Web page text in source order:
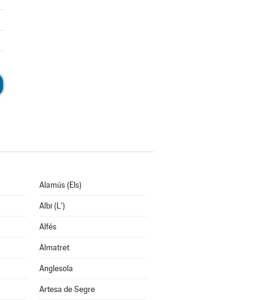
Alamús (Els)
Albi (L')
Alfés
Almatret
Anglesola
Artesa de Segre